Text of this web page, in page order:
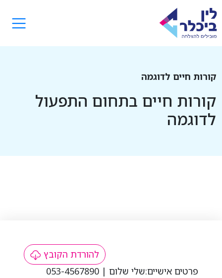
קורות חיים לדוגמה
קורות חיים בתחום התפעול
לדוגמה
להורדת הקובץ
פרטים אישיים:שלי שלום | 053-4567890